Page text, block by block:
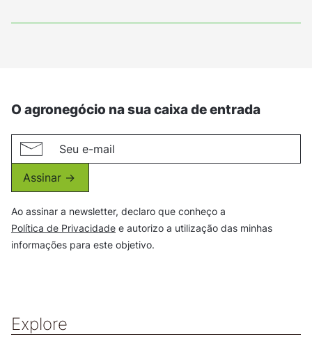
Explore
O agronegócio na sua caixa de entrada
Assinar ->
Ao assinar a newsletter, declaro que conheço a
Política de Privacidade e autorizo a utilização das minhas
informações para este objetivo.